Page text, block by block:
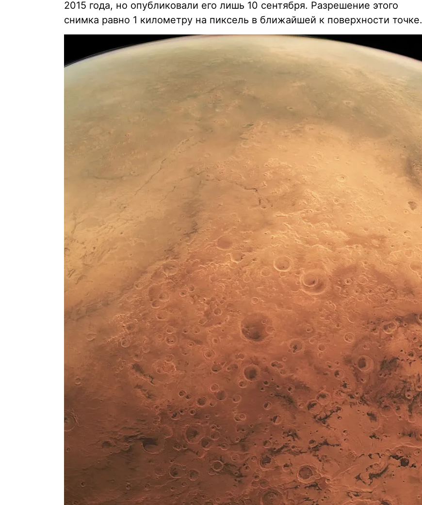
2015 года, но опубликовали его лишь 10 сентября. Разрешение этого
снимка равно 1 километру на пиксель в ближайшей к поверхности точке.